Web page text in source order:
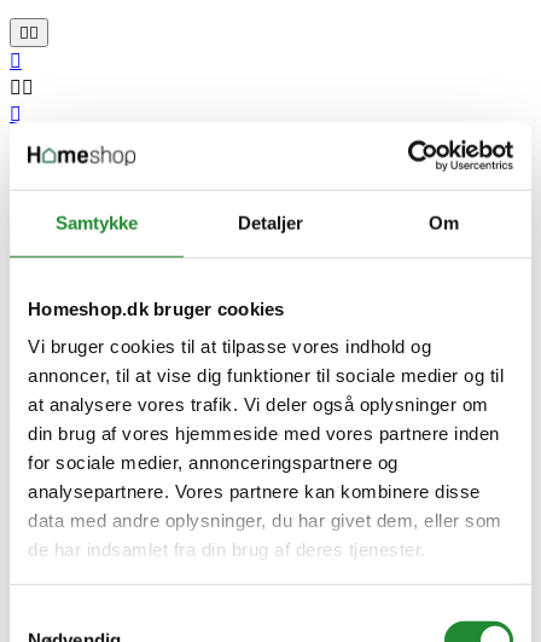
Samtykke Detaljer Om
Homeshop.dk bruger cookies
Vi bruger cookies til at tilpasse vores indhold og
annoncer, til at vise dig funktioner til sociale medier og til
at analysere vores trafik. Vi deler også oplysninger om
din brug af vores hjemmeside med vores partnere inden
for sociale medier, annonceringspartnere og
analysepartnere. Vores partnere kan kombinere disse
data med andre oplysninger, du har givet dem, eller som
de har indsamlet fra din brug af deres tjenester.


 

Micro Air Hopper - Pink - HP0003
DKK 499,00Pris
Micro Air Hopper - Pink - HP0003
Gåbiler
Micro Air Hopper - Pink - HP0003
DKK 499,00
